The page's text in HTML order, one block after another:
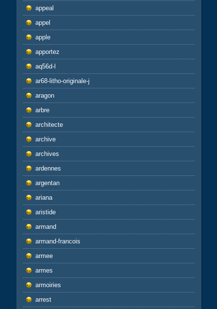
appeal
appel
apple
apportez
aq56d-l
ar68-litho-originale-j
aragon
arbre
architecte
archive
archives
ardennes
argentan
ariana
aristide
armand
armand-francois
armee
armes
armoiries
arrest